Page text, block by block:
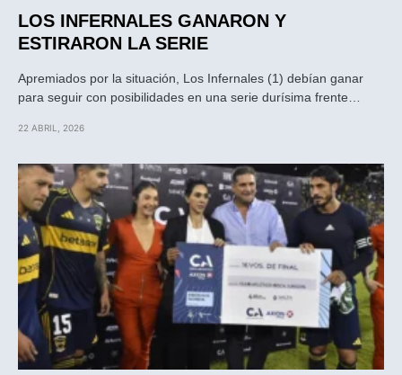
LOS INFERNALES GANARON Y
ESTIRARON LA SERIE
Apremiados por la situación, Los Infernales (1) debían ganar
para seguir con posibilidades en una serie durísima frente…
22 ABRIL, 2026